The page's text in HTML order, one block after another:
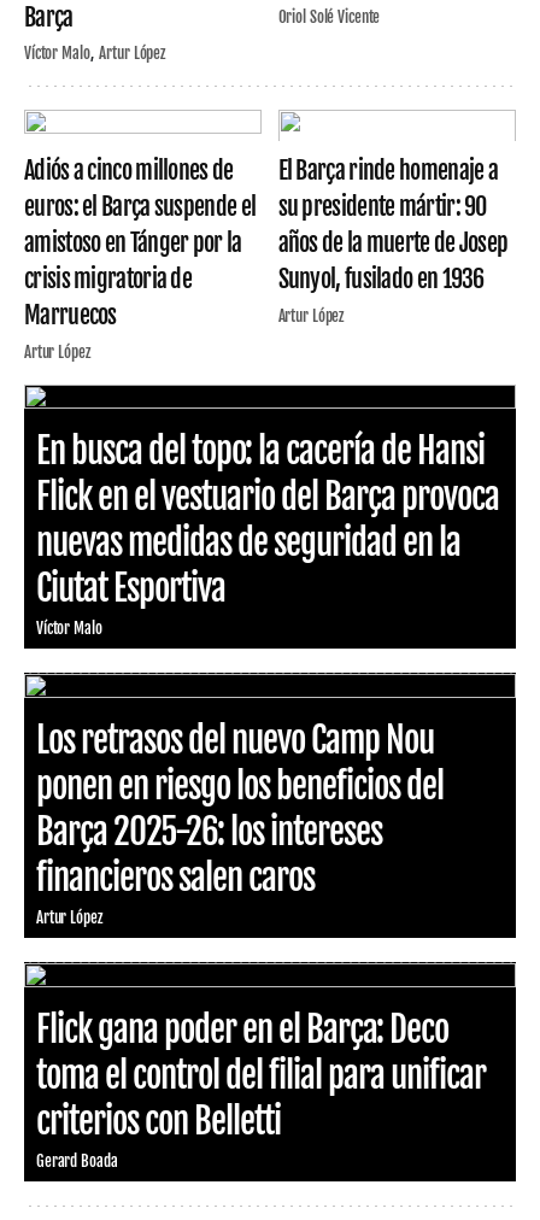
Barça
Víctor Malo Artur López
Oriol Solé Vicente
Adiós a cinco millones de
euros: el Barça suspende el
amistoso en Tánger por la
crisis migratoria de
Marruecos
Artur López
El Barça rinde homenaje a
su presidente mártir: 90
años de la muerte de Josep
Sunyol, fusilado en 1936
Artur López
En busca del topo: la cacería de Hansi
Flick en el vestuario del Barça provoca
nuevas medidas de seguridad en la
Ciutat Esportiva
Víctor Malo
Los retrasos del nuevo Camp Nou
ponen en riesgo los beneficios del
Barça 2025-26: los intereses
financieros salen caros
Artur López
Flick gana poder en el Barça: Deco
toma el control del filial para unificar
criterios con Belletti
Gerard Boada